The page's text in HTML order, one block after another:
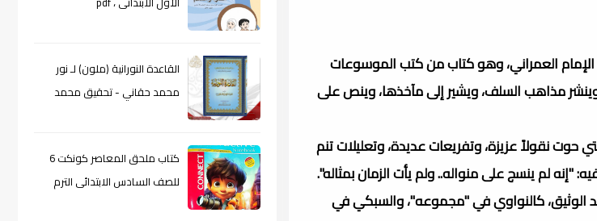
العمراني، وهو كتاب من كتب الموسوعات
مذاهب السلف، ويشير إلى مآخذها، وينص على
حوت نقولاً عزيزة، وتفريعات عديدة، وتعليلات تنم
لم ينسج على منواله.. ولم يأت الزمان بمثاله".
الوثيق، كالنواوي في "مجموعه"، والسبكي في
القاعدة النورانية (ملون) لـ نور
محمد حقاني - تحقيق محمد
كتاب ملحق المعاصر كونكت 6
للصف السادس الابتدائى الترم